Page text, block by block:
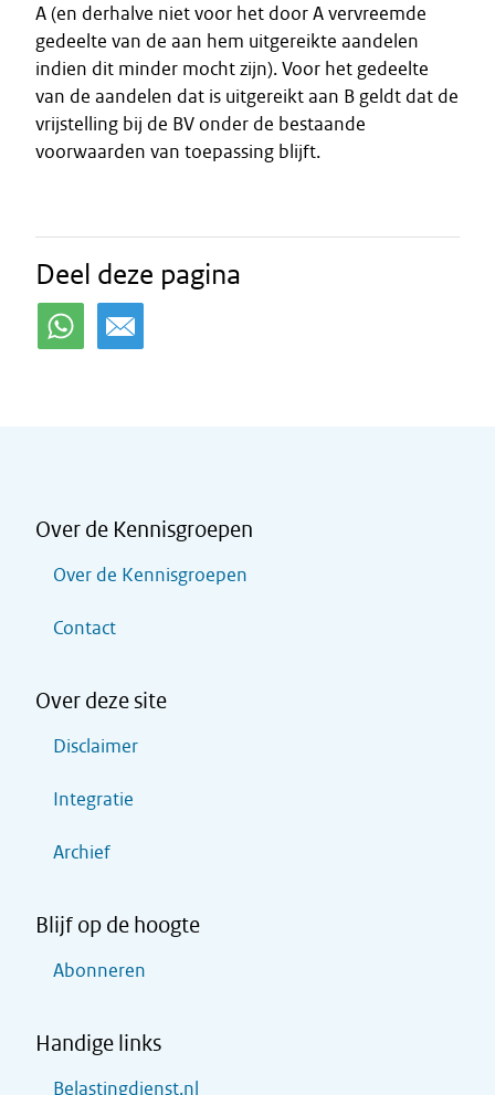
A (en derhalve niet voor het door A vervreemde
gedeelte van de aan hem uitgereikte aandelen
indien dit minder mocht zijn). Voor het gedeelte
van de aandelen dat is uitgereikt aan B geldt dat de
vrijstelling bij de BV onder de bestaande
voorwaarden van toepassing blijft.
Deel deze pagina
Over de Kennisgroepen
Over de Kennisgroepen
Contact
Over deze site
Disclaimer
Integratie
Archief
Blijf op de hoogte
Abonneren
Handige links
Belastingdienst.nl